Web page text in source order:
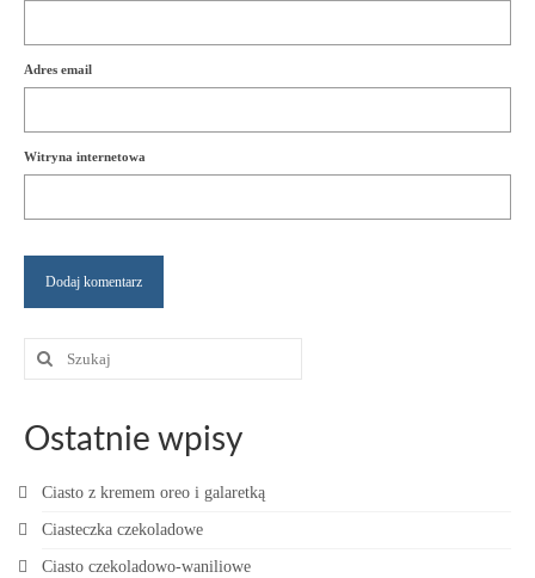
Adres email
Witryna internetowa
Szuklaj
Ostatnie wpisy
Ciasto z kremem oreo i galaretką
Ciasteczka czekoladowe
Ciasto czekoladowo-waniliowe